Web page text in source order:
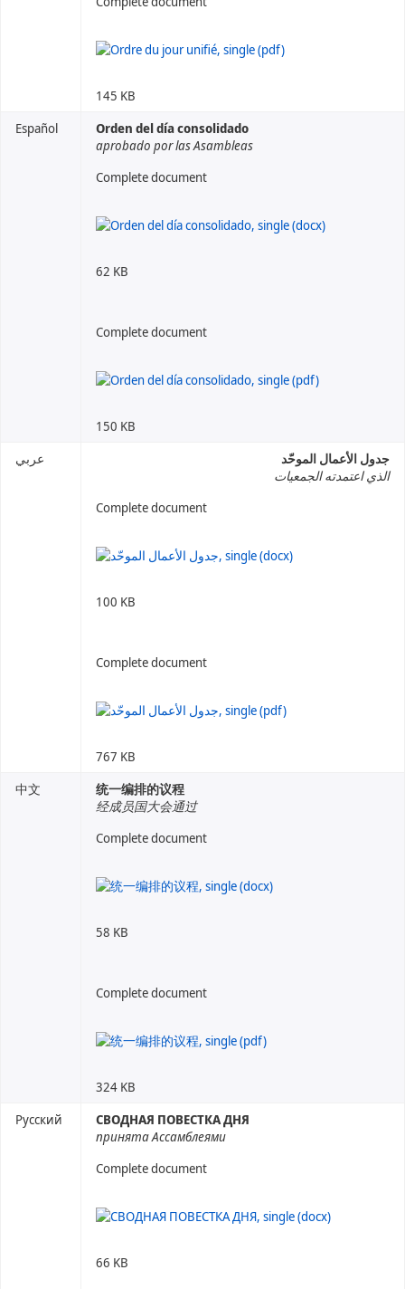
145 KB
Español
Orden del día consolidado
aprobado por las Asambleas
Complete document
62 KB
Complete document
150 KB
عربي
جدول الأعمال الموحّد
الذي اعتمدته الجمعيات
Complete document
100 KB
Complete document
767 KB
中文
统一编排的议程
经成员国大会通过
Complete document
58 KB
Complete document
324 KB
Русский
СВОДНАЯ ПОВЕСТКА ДНЯ
принята Ассамблеями
Complete document
66 KB